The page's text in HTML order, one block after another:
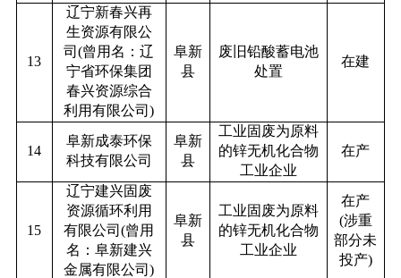
13
辽宁新春兴再
生资源有限公
司(曾用名：辽
宁省环保集团
春兴资源综合
利用有限公司)
阜新
县
废旧铅酸蓄电池
处置
在建
14
阜新成泰环保
科技有限公司
阜新
县
工业固废为原料
的锌无机化合物
工业企业
在产
15
辽宁建兴固废
资源循环利用
有限公司(曾用
名：阜新建兴
金属有限公司)
阜新
县
工业固废为原料
的锌无机化合物
工业企业
在产
(涉重
部分未
投产)